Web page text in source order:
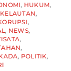
, HUKUM,
KELAUTAN,
,
, NEWS,
,
,
, POLITIK,